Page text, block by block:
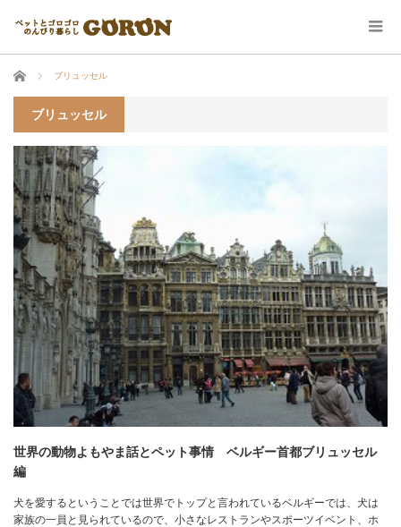
ホーム ブリュッセル
ブリュッセル
世界の動物よもやま話とペット事情 ベルギー首都ブリュッセル
編
犬を愛するということでは世界でトップと言われているベルギーでは、犬は
家族の一員と見られているので、小さなレストランやスポーツイベント、ホ